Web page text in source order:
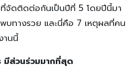
จัดติดต่อกันเป็นปีที่ 5 โดยปีนี้มา
บทางรวย และนี่คือ 7 เหตุผลที่คน
านนี้
มีส่วนร่วมมากที่สุด